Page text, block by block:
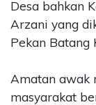
Desa bahkan
Arzani yang
Pekan Batang
Amatan awak
masyarakat